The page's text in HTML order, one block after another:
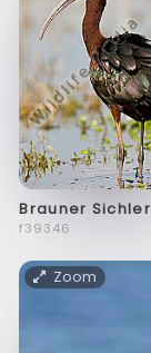
Brauner Sichler
f39346
Zoom